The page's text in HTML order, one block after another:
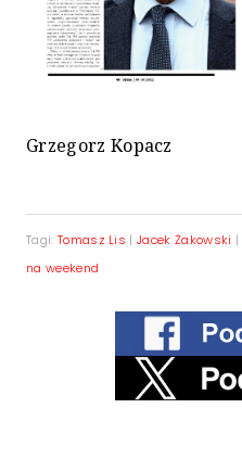
Grzegorz Kopacz
Tagi: Tomasz Lis |Jacek Żakowski |
na weekend